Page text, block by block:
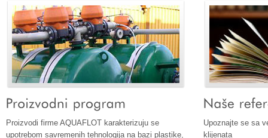
Proizvodi firme AQUAFLOT karakterizuju se
upotrebom savremenih tehnologija na bazi plastike,
Upoznajte se sa
klijenata